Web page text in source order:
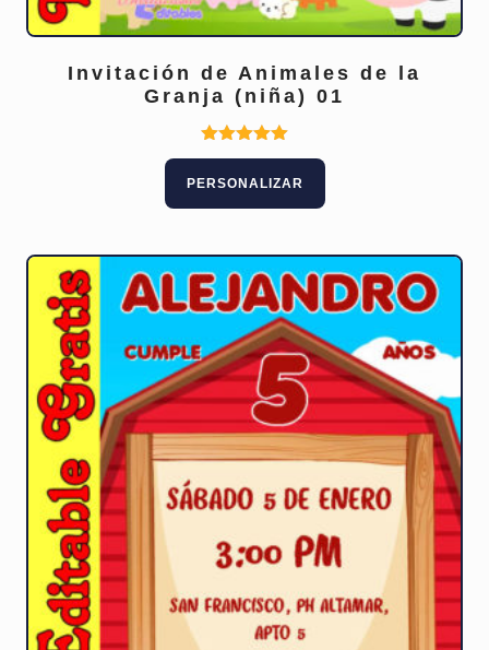
Invitación de Animales de la
Granja (niña) 01
Valorado
5.00
de 5
PERSONALIZAR